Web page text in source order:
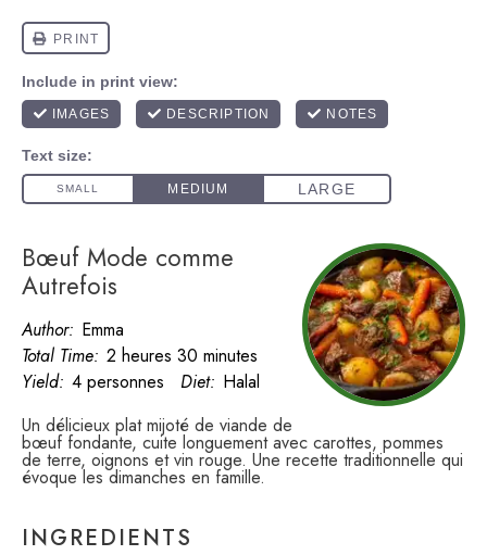
Bœuf Mode comme
Autrefois
Author: Emma
Total Time: 2 heures 30 minutes
Yield: 4 personnes Diet: Halal
Un délicieux plat mijoté de viande de
bœuf fondante, cuite longuement avec carottes, pommes
de terre, oignons et vin rouge. Une recette traditionnelle qui
évoque les dimanches en famille.
INGREDIENTS